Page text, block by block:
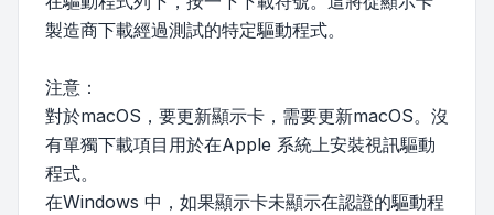
製造商下載經過測試的特定驅動程式。
注意：
對於macOS，要更新顯示卡，需要更新macOS。沒
有單獨下載項目用於在Apple 系統上安裝視訊驅動
程式。
在Windows 中，如果顯示卡未顯示在認證的驅動程